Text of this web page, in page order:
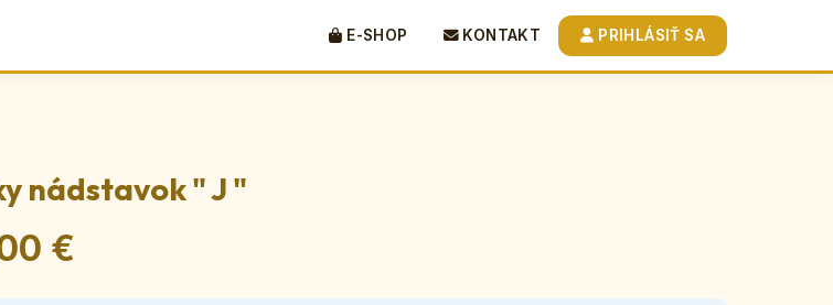
E-SHOP KONTAKT PRIHLÁSIŤ SA
nádstavok " J "
€